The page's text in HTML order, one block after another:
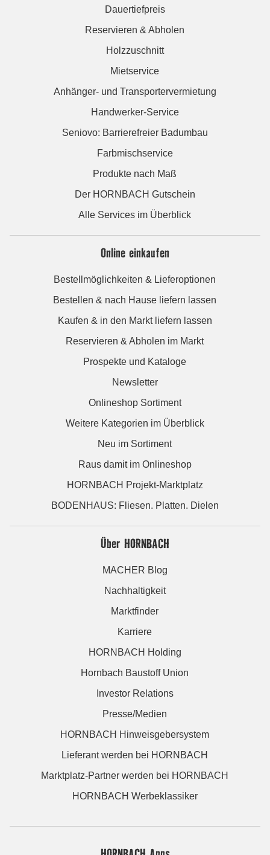
Dauertiefpreis
Reservieren & Abholen
Holzzuschnitt
Mietservice
Anhänger- und Transportervermietung
Handwerker-Service
Seniovo: Barrierefreier Badumbau
Farbmischservice
Produkte nach Maß
Der HORNBACH Gutschein
Alle Services im Überblick
Online einkaufen
Bestellmöglichkeiten & Lieferoptionen
Bestellen & nach Hause liefern lassen
Kaufen & in den Markt liefern lassen
Reservieren & Abholen im Markt
Prospekte und Kataloge
Newsletter
Onlineshop Sortiment
Weitere Kategorien im Überblick
Neu im Sortiment
Raus damit im Onlineshop
HORNBACH Projekt-Marktplatz
BODENHAUS: Fliesen. Platten. Dielen
Über HORNBACH
MACHER Blog
Nachhaltigkeit
Marktfinder
Karriere
HORNBACH Holding
Hornbach Baustoff Union
Investor Relations
Presse/Medien
HORNBACH Hinweisgebersystem
Lieferant werden bei HORNBACH
Marktplatz-Partner werden bei HORNBACH
HORNBACH Werbeklassiker